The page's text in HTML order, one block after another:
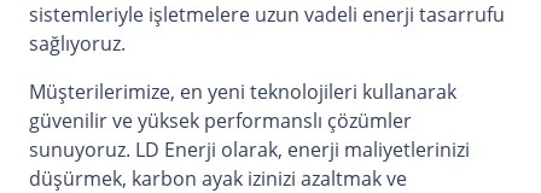
sistemleriyle işletmelere uzun vadeli enerji tasarrufu
sağlıyoruz.
Müşterilerimize, en yeni teknolojileri kullanarak
güvenilir ve yüksek performanslı çözümler
sunuyoruz. LD Enerji olarak, enerji maliyetlerinizi
düşürmek, karbon ayak izinizi azaltmak ve